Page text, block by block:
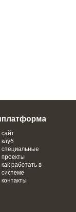
платформа
сайт
клуб
специальные
проекты
как работать в
системе
контакты